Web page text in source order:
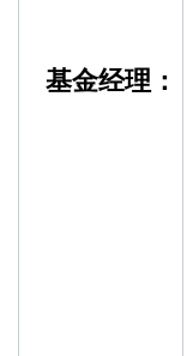
基金经理：